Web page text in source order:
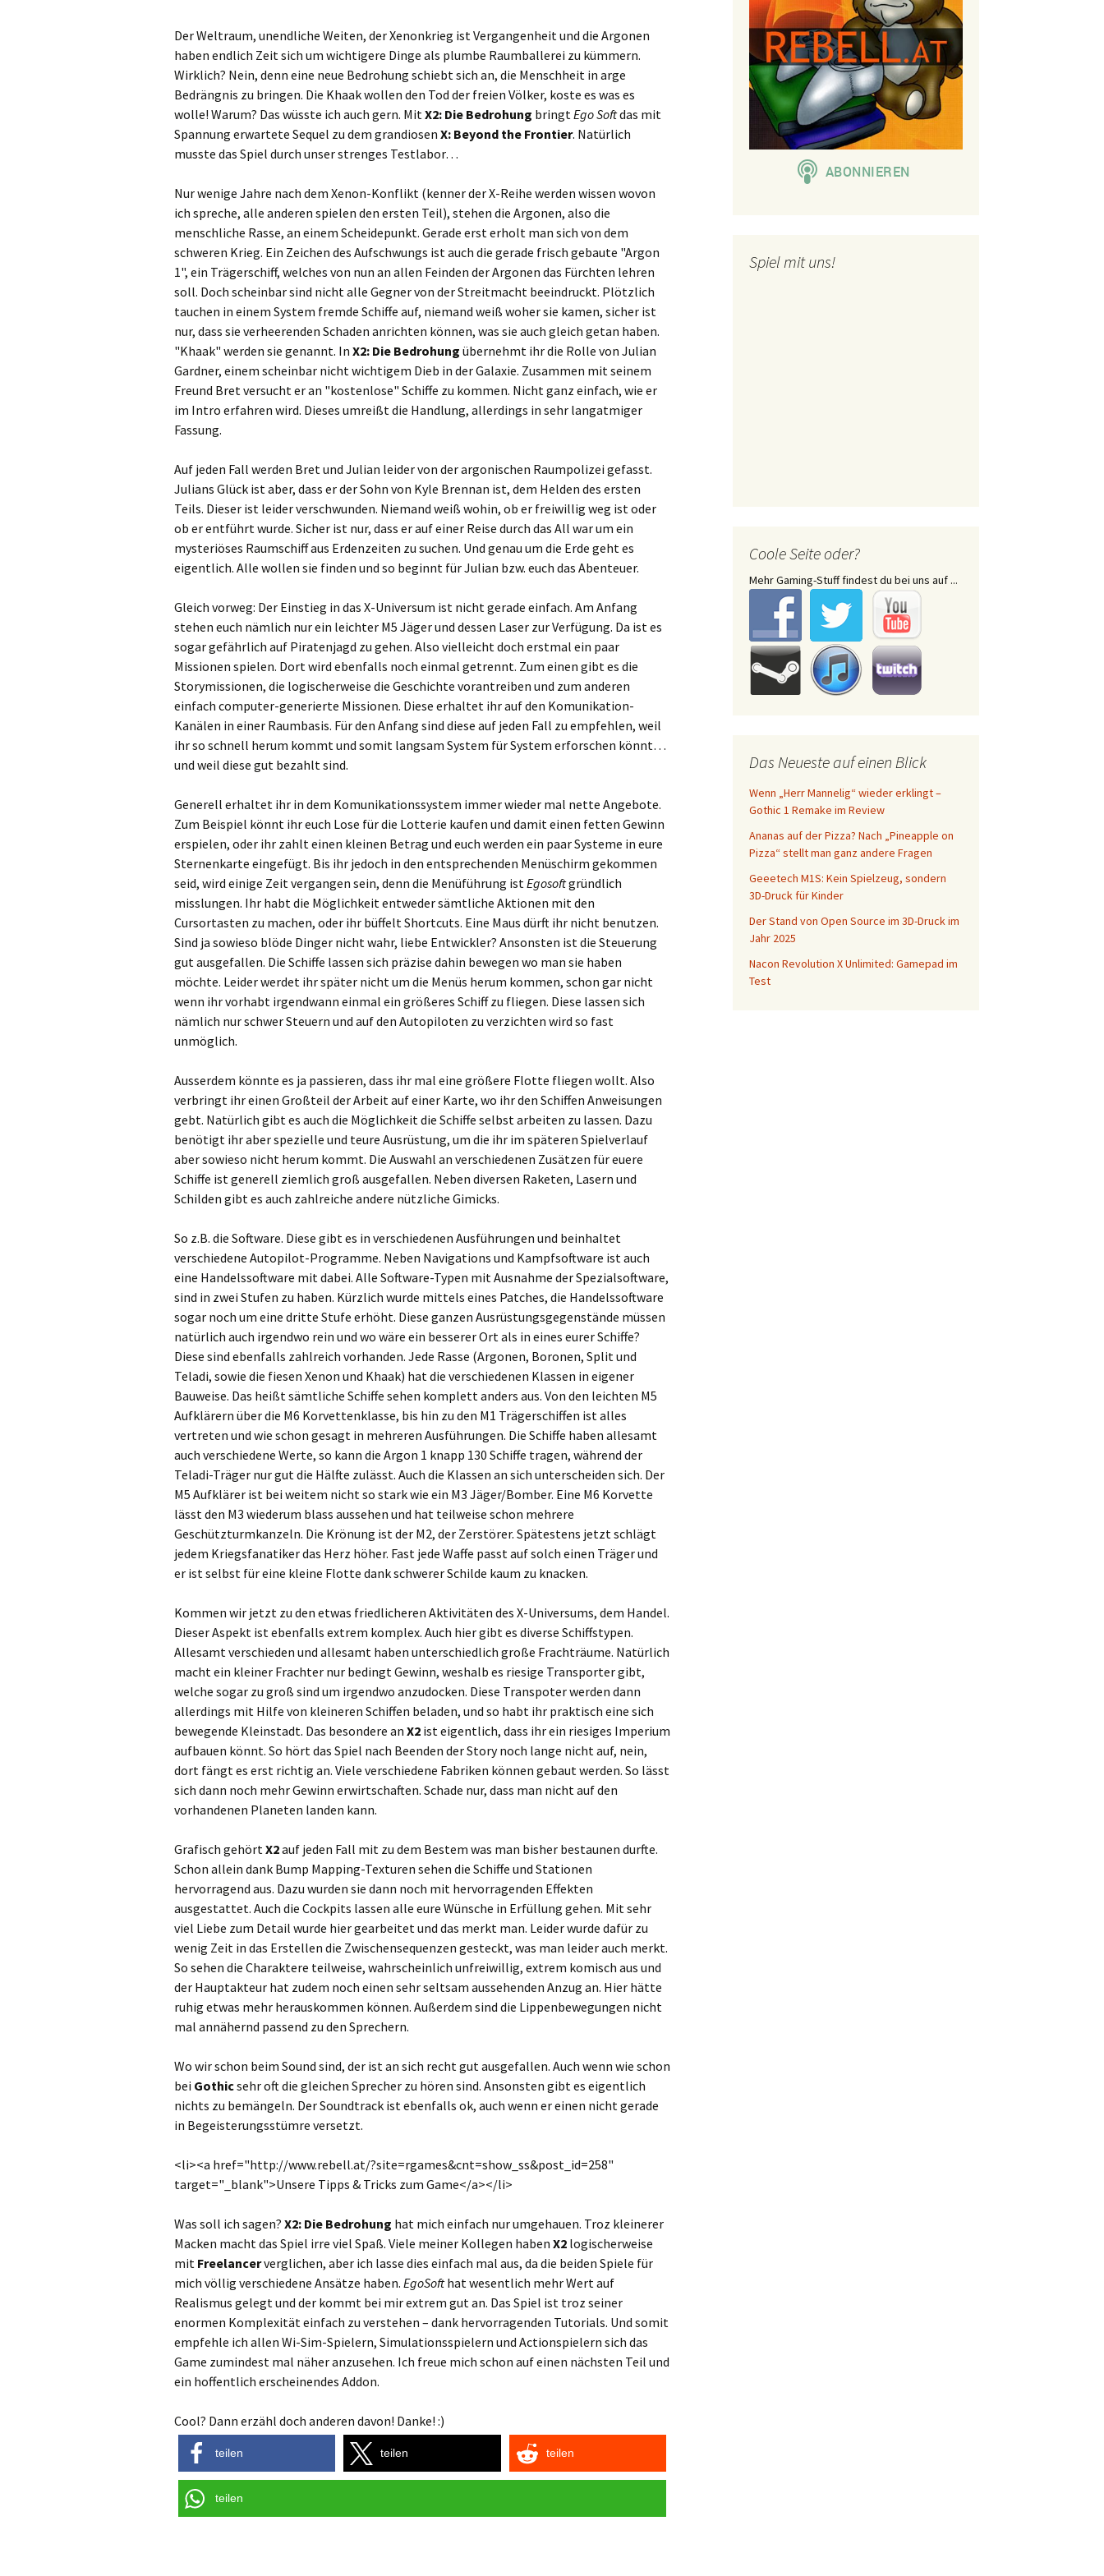
Der Weltraum, unendliche Weiten, der Xenonkrieg ist Vergangenheit und die Argonen
haben endlich Zeit sich um wichtigere Dinge als plumbe Raumballerei zu kümmern.
Wirklich? Nein, denn eine neue Bedrohung schiebt sich an, die Menschheit in arge
Bedrängnis zu bringen. Die Khaak wollen den Tod der freien Völker, koste es was es
wolle! Warum? Das wüsste ich auch gern. MitX2: Die Bedrohung bringtEgo Softdas mit
Spannung erwartete Sequel zu dem grandiosen X: Beyond the Frontier. Natürlich
musste das Spiel durch unser strenges Testlabor…
Nur wenige Jahre nach dem Xenon-Konflikt (kenner der X-Reihe werden wissen wovon
ich spreche, alle anderen spielen den ersten Teil), stehen die Argonen, also die
menschliche Rasse, an einem Scheidepunkt. Gerade erst erholt man sich von dem
schweren Krieg. Ein Zeichen des Aufschwungs ist auch die gerade frisch gebaute "Argon
1", ein Trägerschiff, welches von nun an allen Feinden der Argonen das Fürchten lehren
soll. Doch scheinbar sind nicht alle Gegner von der Streitmacht beeindruckt. Plötzlich
tauchen in einem System fremde Schiffe auf, niemand weiß woher sie kamen, sicher ist
nur, dass sie verheerenden Schaden anrichten können, was sie auch gleich getan haben.
"Khaak" werden sie genannt. In X2: Die Bedrohung übernehmt ihr die Rolle von Julian
Gardner, einem scheinbar nicht wichtigem Dieb in der Galaxie. Zusammen mit seinem
Freund Bret versucht er an "kostenlose" Schiffe zu kommen. Nicht ganz einfach, wie er
im Intro erfahren wird. Dieses umreißt die Handlung, allerdings in sehr langatmiger
Fassung.
Auf jeden Fall werden Bret und Julian leider von der argonischen Raumpolizei gefasst.
Julians Glück ist aber, dass er der Sohn von Kyle Brennan ist, dem Helden des ersten
Teils. Dieser ist leider verschwunden. Niemand weiß wohin, ob er freiwillig weg ist oder
ob er entführt wurde. Sicher ist nur, dass er auf einer Reise durch das All war um ein
mysteriöses Raumschiff aus Erdenzeiten zu suchen. Und genau um die Erde geht es
eigentlich. Alle wollen sie finden und so beginnt für Julian bzw. euch das Abenteuer.
Gleich vorweg: Der Einstieg in das X-Universum ist nicht gerade einfach. Am Anfang
stehen euch nämlich nur ein leichter M5 Jäger und dessen Laser zur Verfügung. Da ist es
sogar gefährlich auf Piratenjagd zu gehen. Also vielleicht doch erstmal ein paar
Missionen spielen. Dort wird ebenfalls noch einmal getrennt. Zum einen gibt es die
Storymissionen, die logischerweise die Geschichte vorantreiben und zum anderen
einfach computer-generierte Missionen. Diese erhaltet ihr auf den Komunikation-
Kanälen in einer Raumbasis. Für den Anfang sind diese auf jeden Fall zu empfehlen, weil
ihr so schnell herum kommt und somit langsam System für System erforschen könnt…
und weil diese gut bezahlt sind.
Generell erhaltet ihr in dem Komunikationssystem immer wieder mal nette Angebote.
Zum Beispiel könnt ihr euch Lose für die Lotterie kaufen und damit einen fetten Gewinn
erspielen, oder ihr zahlt einen kleinen Betrag und euch werden ein paar Systeme in eure
Sternenkarte eingefügt. Bis ihr jedoch in den entsprechenden Menüschirm gekommen
seid, wird einige Zeit vergangen sein, denn die Menüführung istEgosoftgründlich
misslungen. Ihr habt die Möglichkeit entweder sämtliche Aktionen mit den
Cursortasten zu machen, oder ihr büffelt Shortcuts. Eine Maus dürft ihr nicht benutzen.
Sind ja sowieso blöde Dinger nicht wahr, liebe Entwickler? Ansonsten ist die Steuerung
gut ausgefallen. Die Schiffe lassen sich präzise dahin bewegen wo man sie haben
möchte. Leider werdet ihr später nicht um die Menüs herum kommen, schon gar nicht
wenn ihr vorhabt irgendwann einmal ein größeres Schiff zu fliegen. Diese lassen sich
nämlich nur schwer Steuern und auf den Autopiloten zu verzichten wird so fast
unmöglich.
Ausserdem könnte es ja passieren, dass ihr mal eine größere Flotte fliegen wollt. Also
verbringt ihr einen Großteil der Arbeit auf einer Karte, wo ihr den Schiffen Anweisungen
gebt. Natürlich gibt es auch die Möglichkeit die Schiffe selbst arbeiten zu lassen. Dazu
benötigt ihr aber spezielle und teure Ausrüstung, um die ihr im späteren Spielverlauf
aber sowieso nicht herum kommt. Die Auswahl an verschiedenen Zusätzen für euere
Schiffe ist generell ziemlich groß ausgefallen. Neben diversen Raketen, Lasern und
Schilden gibt es auch zahlreiche andere nützliche Gimicks.
So z.B. die Software. Diese gibt es in verschiedenen Ausführungen und beinhaltet
verschiedene Autopilot-Programme. Neben Navigations und Kampfsoftware ist auch
eine Handelssoftware mit dabei. Alle Software-Typen mit Ausnahme der Spezialsoftware,
sind in zwei Stufen zu haben. Kürzlich wurde mittels eines Patches, die Handelssoftware
sogar noch um eine dritte Stufe erhöht. Diese ganzen Ausrüstungsgegenstände müssen
natürlich auch irgendwo rein und wo wäre ein besserer Ort als in eines eurer Schiffe?
Diese sind ebenfalls zahlreich vorhanden. Jede Rasse (Argonen, Boronen, Split und
Teladi, sowie die fiesen Xenon und Khaak) hat die verschiedenen Klassen in eigener
Bauweise. Das heißt sämtliche Schiffe sehen komplett anders aus. Von den leichten M5
Aufklärern über die M6 Korvettenklasse, bis hin zu den M1 Trägerschiffen ist alles
vertreten und wie schon gesagt in mehreren Ausführungen. Die Schiffe haben allesamt
auch verschiedene Werte, so kann die Argon 1 knapp 130 Schiffe tragen, während der
Teladi-Träger nur gut die Hälfte zulässt. Auch die Klassen an sich unterscheiden sich. Der
M5 Aufklärer ist bei weitem nicht so stark wie ein M3 Jäger/Bomber. Eine M6 Korvette
lässt den M3 wiederum blass aussehen und hat teilweise schon mehrere
Geschützturmkanzeln. Die Krönung ist der M2, der Zerstörer. Spätestens jetzt schlägt
jedem Kriegsfanatiker das Herz höher. Fast jede Waffe passt auf solch einen Träger und
er ist selbst für eine kleine Flotte dank schwerer Schilde kaum zu knacken.
Kommen wir jetzt zu den etwas friedlicheren Aktivitäten des X-Universums, dem Handel.
Dieser Aspekt ist ebenfalls extrem komplex. Auch hier gibt es diverse Schiffstypen.
Allesamt verschieden und allesamt haben unterschiedlich große Frachträume. Natürlich
macht ein kleiner Frachter nur bedingt Gewinn, weshalb es riesige Transporter gibt,
welche sogar zu groß sind um irgendwo anzudocken. Diese Transpoter werden dann
allerdings mit Hilfe von kleineren Schiffen beladen, und so habt ihr praktisch eine sich
bewegende Kleinstadt. Das besondere an X2 ist eigentlich, dass ihr ein riesiges Imperium
aufbauen könnt. So hört das Spiel nach Beenden der Story noch lange nicht auf, nein,
dort fängt es erst richtig an. Viele verschiedene Fabriken können gebaut werden. So lässt
sich dann noch mehr Gewinn erwirtschaften. Schade nur, dass man nicht auf den
vorhandenen Planeten landen kann.
Grafisch gehörtX2auf jeden Fall mit zu dem Bestem was man bisher bestaunen durfte.
Schon allein dank Bump Mapping-Texturen sehen die Schiffe und Stationen
hervorragend aus. Dazu wurden sie dann noch mit hervorragenden Effekten
ausgestattet. Auch die Cockpits lassen alle eure Wünsche in Erfüllung gehen. Mit sehr
viel Liebe zum Detail wurde hier gearbeitet und das merkt man. Leider wurde dafür zu
wenig Zeit in das Erstellen die Zwischensequenzen gesteckt, was man leider auch merkt.
So sehen die Charaktere teilweise, wahrscheinlich unfreiwillig, extrem komisch aus und
der Hauptakteur hat zudem noch einen sehr seltsam aussehenden Anzug an. Hier hätte
ruhig etwas mehr herauskommen können. Außerdem sind die Lippenbewegungen nicht
mal annähernd passend zu den Sprechern.
Wo wir schon beim Sound sind, der ist an sich recht gut ausgefallen. Auch wenn wie schon
bei Gothicsehr oft die gleichen Sprecher zu hören sind. Ansonsten gibt es eigentlich
nichts zu bemängeln. Der Soundtrack ist ebenfalls ok, auch wenn er einen nicht gerade
in Begeisterungsstümre versetzt.
<li><a href="http://www.rebell.at/?site=rgames&cnt=show_ss&post_id=258"
target="_blank">Unsere Tipps & Tricks zum Game</a></li>
Was soll ich sagen? X2: Die Bedrohung hat mich einfach nur umgehauen. Troz kleinerer
Macken macht das Spiel irre viel Spaß. Viele meiner Kollegen haben X2 logischerweise
mit Freelancerverglichen, aber ich lasse dies einfach mal aus, da die beiden Spiele für
mich völlig verschiedene Ansätze haben. EgoSofthat wesentlich mehr Wert auf
Realismus gelegt und der kommt bei mir extrem gut an. Das Spiel ist troz seiner
enormen Komplexität einfach zu verstehen – dank hervorragenden Tutorials. Und somit
empfehle ich allen Wi-Sim-Spielern, Simulationsspielern und Actionspielern sich das
Game zumindest mal näher anzusehen. Ich freue mich schon auf einen nächsten Teil und
ein hoffentlich erscheinendes Addon.
Cool? Dann erzähl doch anderen davon! Danke! :)
teilen teilen teilen
teilen
Spiel mit uns!
Coole Seite oder?
Mehr Gaming-Stuff findest du bei uns auf ...
Das Neueste auf einen Blick
Wenn „Herr Mannelig“ wieder erklingt –
Gothic 1 Remake im Review
Ananas auf der Pizza? Nach „Pineapple on
Pizza“ stellt man ganz andere Fragen
Geeetech M1S: Kein Spielzeug, sondern
3D-Druck für Kinder
Der Stand von Open Source im 3D-Druck im
Jahr 2025
Nacon Revolution X Unlimited: Gamepad im
Test